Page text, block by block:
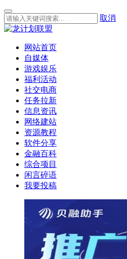
取消
网站首页
自媒体
游戏娱乐
福利活动
社交电商
任务拉新
信息资讯
网络建站
资源教程
软件分享
金融百科
综合项目
闲言碎语
我要投稿